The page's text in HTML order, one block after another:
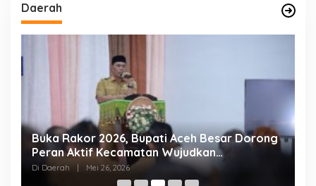
Daerah
Wujud Kepedulian dan Solidaritas, FKIJK Aceh
Bantu Renovasi Masjid Syuhada Kuala
Simpang
Di Daerah | Maret 5, 2026